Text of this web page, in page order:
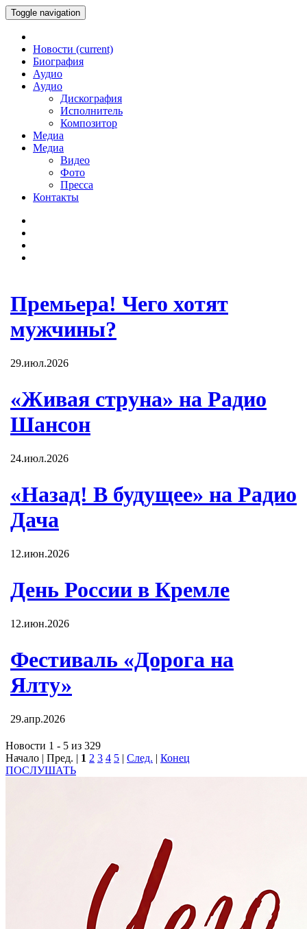
Toggle navigation
Новости (current)
Биография
Аудио
Аудио
Дискография
Исполнитель
Композитор
Медиа
Медиа
Видео
Фото
Пресса
Контакты
Премьера! Чего хотят
мужчины?
29.июл.2026
«Живая струна» на Радио
Шансон
24.июл.2026
«Назад! В будущее» на Радио
Дача
12.июн.2026
День России в Кремле
12.июн.2026
Фестиваль «Дорога на
Ялту»
29.апр.2026
Новости 1 - 5 из 329
Начало | Пред. | 1 2 3 4 5 | След. | Конец
ПОСЛУШАТЬ